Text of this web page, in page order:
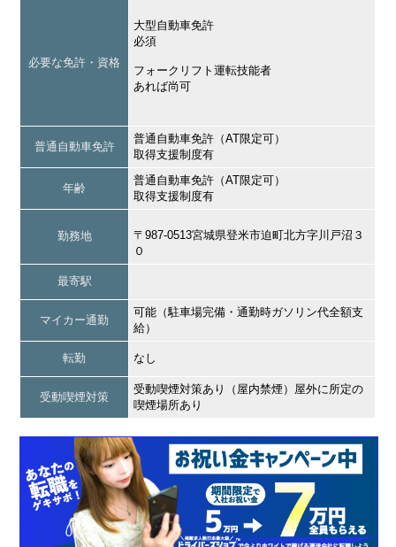
必要な免許・資格
大型自動車免許
必須
フォークリフト運転技能者
あれば尚可
普通自動車免許
普通自動車免許（AT限定可）
取得支援制度有
年齢
普通自動車免許（AT限定可）
取得支援制度有
勤務地
〒987-0513宮城県登米市迫町北方字川戸沼３
０
最寄駅
マイカー通勤
可能（駐車場完備・通勤時ガソリン代全額支
給）
転勤 なし
受動喫煙対策
受動喫煙対策あり（屋内禁煙）屋外に所定の
喫煙場所あり